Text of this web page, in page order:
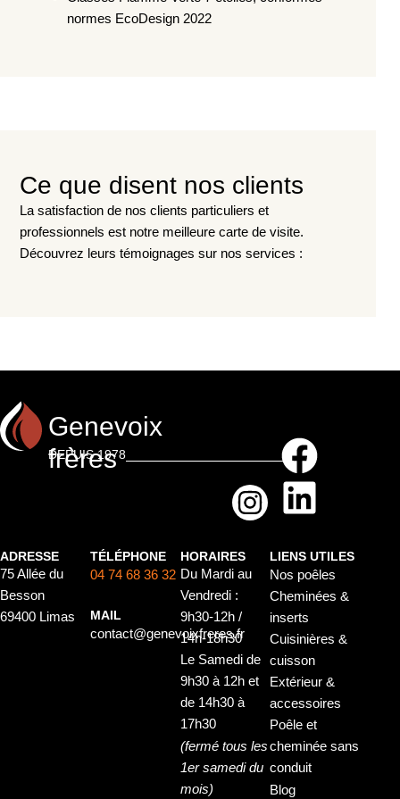
normes EcoDesign 2022
Ce que disent nos clients
La satisfaction de nos clients particuliers et
professionnels est notre meilleure carte de visite.
Découvrez leurs témoignages sur nos services :
Genevoix
frères
DEPUIS 1978
ADRESSE
75 Allée du
Besson
69400 Limas
TÉLÉPHONE
04 74 68 36 32
MAIL
contact@genevoixfreres.fr
HORAIRES
Du Mardi au
Vendredi :
9h30-12h /
14h-18h30
Le Samedi de
9h30 à 12h et
de 14h30 à
17h30
(fermé tous les
1er samedi du
mois)
LIENS UTILES
Nos poêles
Cheminées &
inserts
Cuisinières &
cuisson
Extérieur &
accessoires
Poêle et
cheminée sans
conduit
Blog